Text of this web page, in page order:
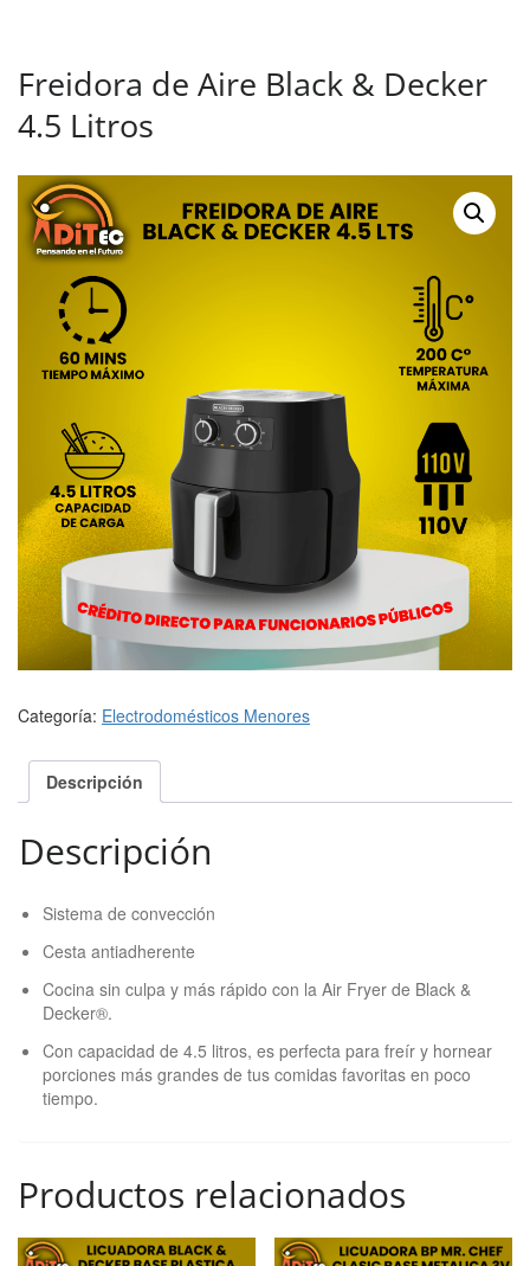
Freidora de Aire Black & Decker
4.5 Litros
Categoría: Electrodomésticos Menores
Descripción
Descripción
Sistema de convección
Cesta antiadherente
Cocina sin culpa y más rápido con la Air Fryer de Black &
Decker®.
Con capacidad de 4.5 litros, es perfecta para freír y hornear
porciones más grandes de tus comidas favoritas en poco
tiempo.
Productos relacionados